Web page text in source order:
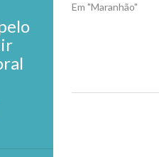
Em "Maranhão"